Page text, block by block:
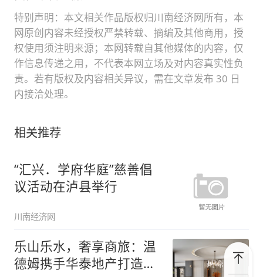
特别声明：本文相关作品版权归川南经济网所有，本
网原创内容未经授权严禁转载、摘编及其他商用，授
权使用须注明来源；本网转载自其他媒体的内容，仅
作信息传递之用，不代表本网立场及对内容真实性负
责。若有版权及内容相关异议，需在文章发布 30 日
内接洽处理。
相关推荐
“汇兴．学府华庭”慈善倡
议活动在泸县举行
川南经济网
乐山乐水，奢享商旅：温
德姆携手华泰地产打造世